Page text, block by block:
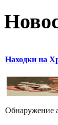
Находки на
Обнаружение